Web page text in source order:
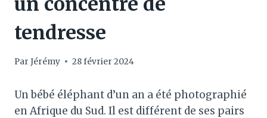
tendresse
Par Jérémy 28 février 2024
Un bébé éléphant d’un an a été photographié
en Afrique du Sud. Il est différent de ses pairs